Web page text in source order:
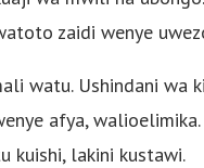
zaidi wenye
watu. Ushindani wa
afya,
kuishi, lakini kustawi.